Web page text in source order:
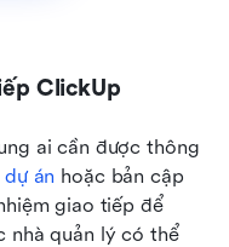
ClickUp
ai cần được thông
án hoặc bản cập
giao tiếp để
nhà quản lý có thể